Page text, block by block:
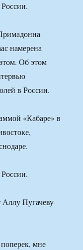
намерена
Об этом
в России.
«Кабаре» в
мне